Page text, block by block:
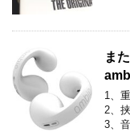
ま
1、重
2、
3、